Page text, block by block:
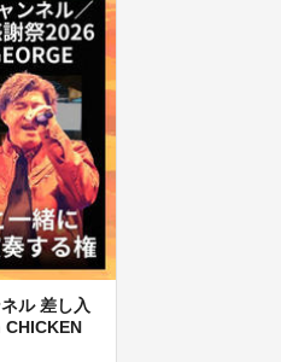
ル 差し入